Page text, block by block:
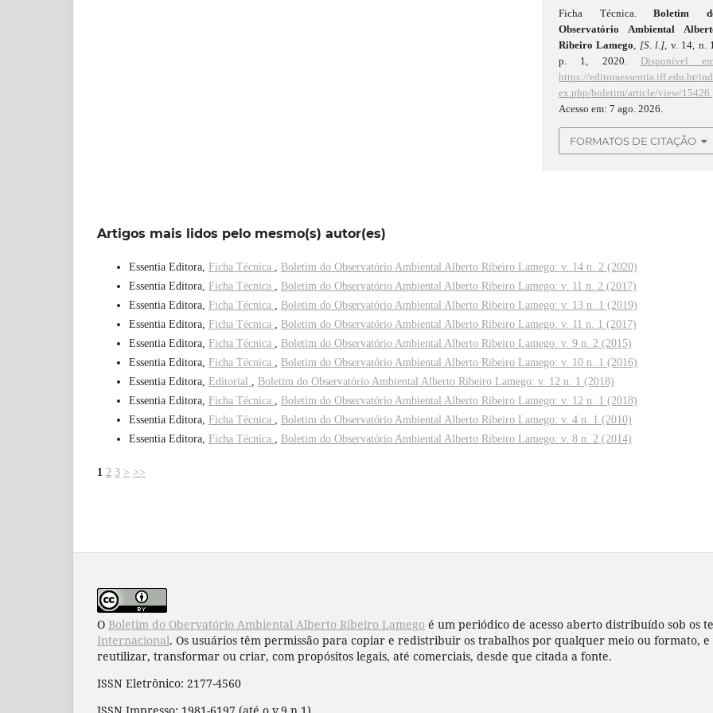
Ficha Técnica.Boletim
Observatório Ambiental
Ribeiro Lamego
[S. l.] , v. 14, n. 1,
p. 1, 2020. Disponível
https://editoraessentia.iff.edu.br/ind
ex.php/boletim/article/view/15426.
Acesso em: 7 ago. 2026.
FORMATOS DE CITAÇÃO
Artigos mais lidos pelo mesmo(s) autor(es)
Essentia Editora, Ficha Técnica , Boletim do Observatório Ambiental Alberto Ribeiro Lamego: v. 14 n. 2 (2020)
Essentia Editora, Ficha Técnica , Boletim do Observatório Ambiental Alberto Ribeiro Lamego: v. 11 n. 2 (2017)
Essentia Editora, Ficha Técnica , Boletim do Observatório Ambiental Alberto Ribeiro Lamego: v. 13 n. 1 (2019)
Essentia Editora, Ficha Técnica , Boletim do Observatório Ambiental Alberto Ribeiro Lamego: v. 11 n. 1 (2017)
Essentia Editora, Ficha Técnica , Boletim do Observatório Ambiental Alberto Ribeiro Lamego: v. 9 n. 2 (2015)
Essentia Editora, Ficha Técnica , Boletim do Observatório Ambiental Alberto Ribeiro Lamego: v. 10 n. 1 (2016)
Essentia Editora, Editorial , Boletim do Observatório Ambiental Alberto Ribeiro Lamego: v. 12 n. 1 (2018)
Essentia Editora, Ficha Técnica , Boletim do Observatório Ambiental Alberto Ribeiro Lamego: v. 12 n. 1 (2018)
Essentia Editora, Ficha Técnica , Boletim do Observatório Ambiental Alberto Ribeiro Lamego: v. 4 n. 1 (2010)
Essentia Editora, Ficha Técnica , Boletim do Observatório Ambiental Alberto Ribeiro Lamego: v. 8 n. 2 (2014)
1 2 3 > >>
O Boletim do Obervatório Ambiental Alberto Ribeiro Lamego é um periódico de acesso aberto distribuído sob os
Internacional. Os usuários têm permissão para copiar e redistribuir os trabalhos por qualquer meio ou formato,
reutilizar, transformar ou criar, com propósitos legais, até comerciais, desde que citada a fonte.
ISSN Eletrônico: 2177-4560